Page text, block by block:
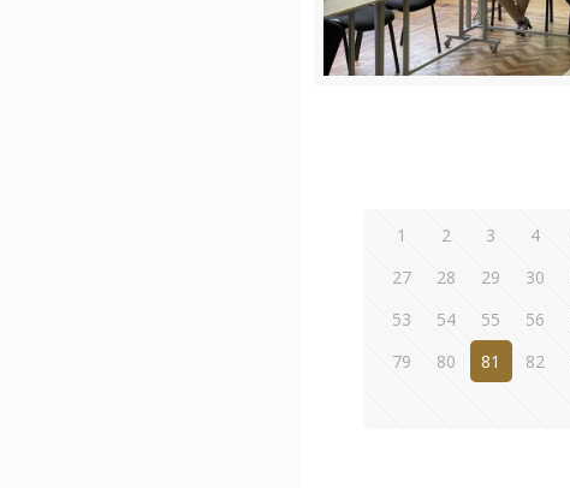
1 2 3 4
27
28 29 30
53
54 55 56
79
80 81 82